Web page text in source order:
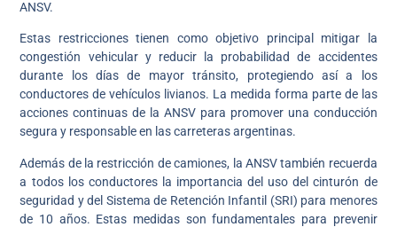
ANSV.
Estas restricciones tienen como objetivo principal mitigar la
congestión vehicular y reducir la probabilidad de accidentes
durante los días de mayor tránsito, protegiendo así a los
conductores de vehículos livianos. La medida forma parte de las
acciones continuas de la ANSV para promover una conducción
segura y responsable en las carreteras argentinas.
Además de la restricción de camiones, la ANSV también recuerda
a todos los conductores la importancia del uso del cinturón de
seguridad y del Sistema de Retención Infantil (SRI) para menores
de 10 años. Estas medidas son fundamentales para prevenir